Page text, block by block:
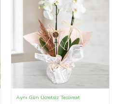
Aynı Gün Ücretsiz Teslimat